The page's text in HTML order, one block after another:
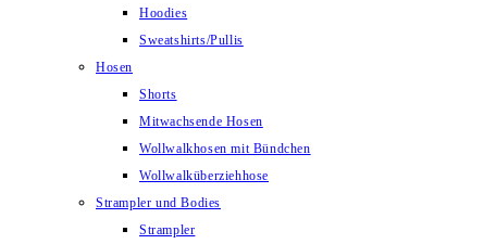
Hoodies
Sweatshirts/Pullis
Hosen
Shorts
Mitwachsende Hosen
Wollwalkhosen mit Bündchen
Wollwalküberziehhose
Strampler und Bodies
Strampler